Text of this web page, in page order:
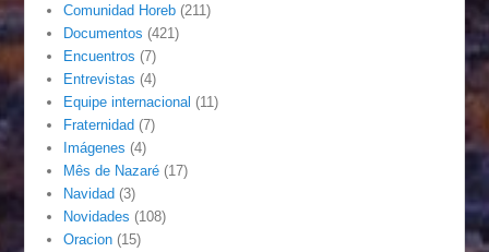
Comunidad Horeb (211)
Documentos (421)
Encuentros (7)
Entrevistas (4)
Equipe internacional (11)
Fraternidad (7)
Imágenes (4)
Mês de Nazaré (17)
Navidad (3)
Novidades (108)
Oracion (15)